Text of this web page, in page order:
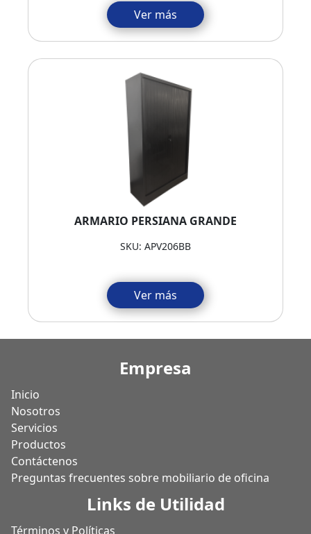
Ver más
ARMARIO PERSIANA GRANDE
SKU: APV206BB
Ver más
Empresa
Inicio
Nosotros
Servicios
Productos
Contáctenos
Preguntas frecuentes sobre mobiliario de oficina
Links de Utilidad
Términos y Políticas